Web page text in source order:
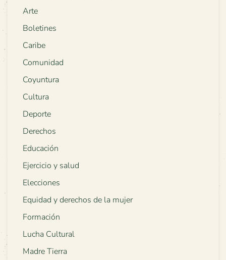
Arte
Boletines
Caribe
Comunidad
Coyuntura
Cultura
Deporte
Derechos
Educación
Ejercicio y salud
Elecciones
Equidad y derechos de la mujer
Formación
Lucha Cultural
Madre Tierra